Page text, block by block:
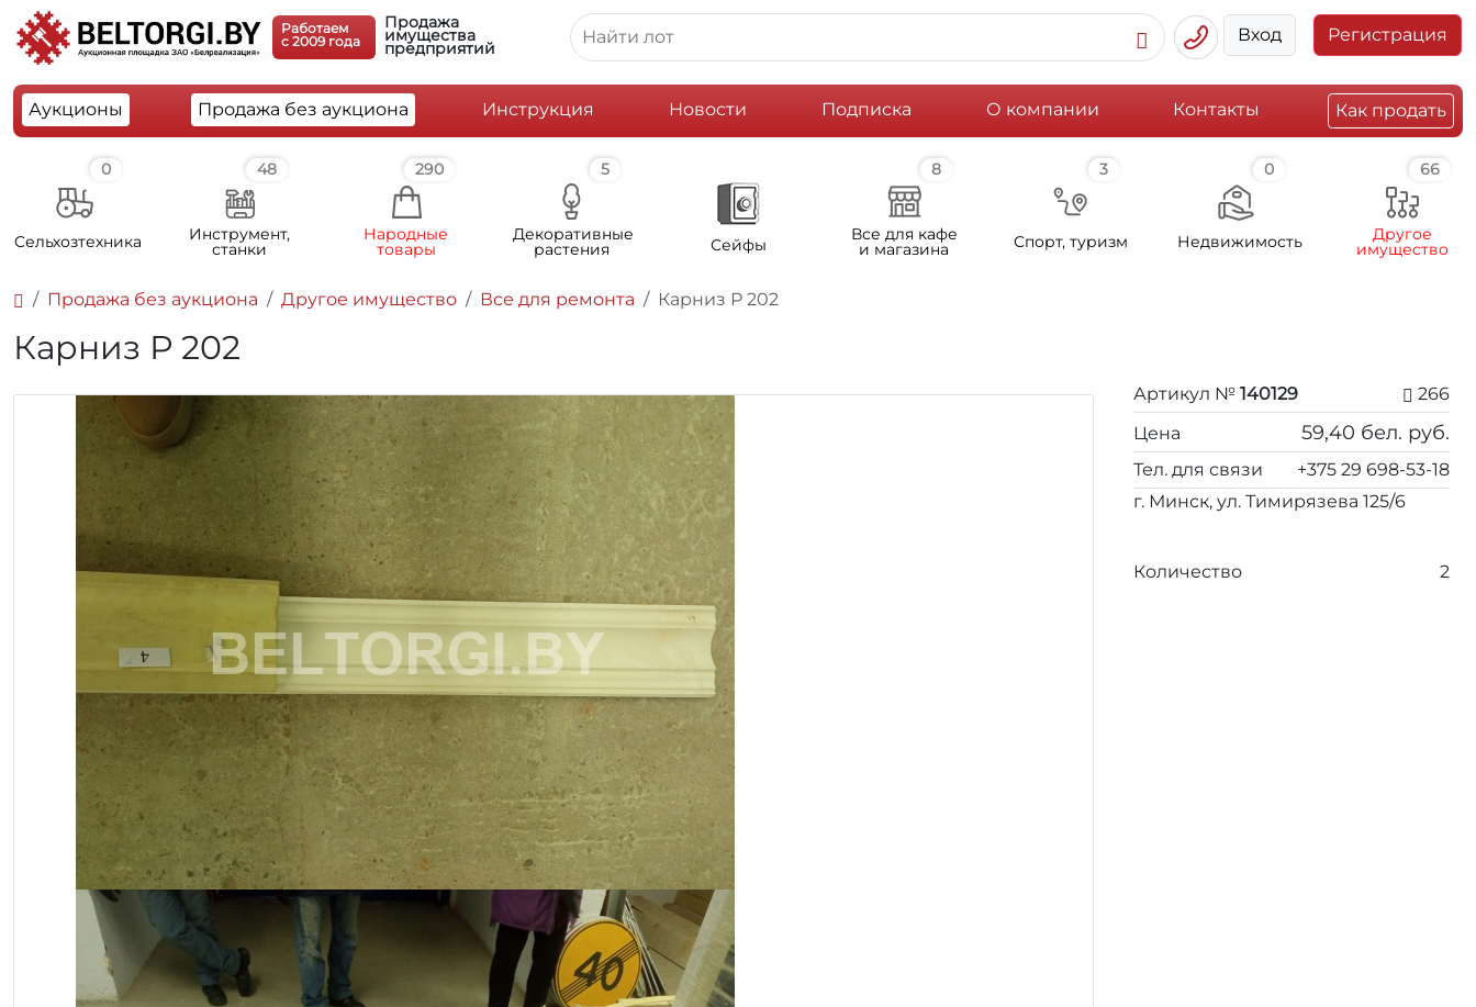
Работаем
c 2009 года
Продажа
имущества
предприятий
Вход Регистрация
Аукционы Продажа без аукциона Инструкция Новости Подписка О компании Контакты Как продать
0
Cельхозтехника
48
Инструмент,
станки
290
Народные
товары
5
Декоративные
растения Сейфы
8
Все для кафе
и магазина
3
Спорт, туризм
0
Недвижимость
66
Другое
имущество
Продажа без аукциона Другое имущество Все для ремонта Карниз Р 202
Карниз Р 202
Артикул № 140129
266
Цена
59,40 бел. руб.
Тел. для связи
+375 29 698-53-18
г. Минск, ул. Тимирязева 125/6
Количество 2